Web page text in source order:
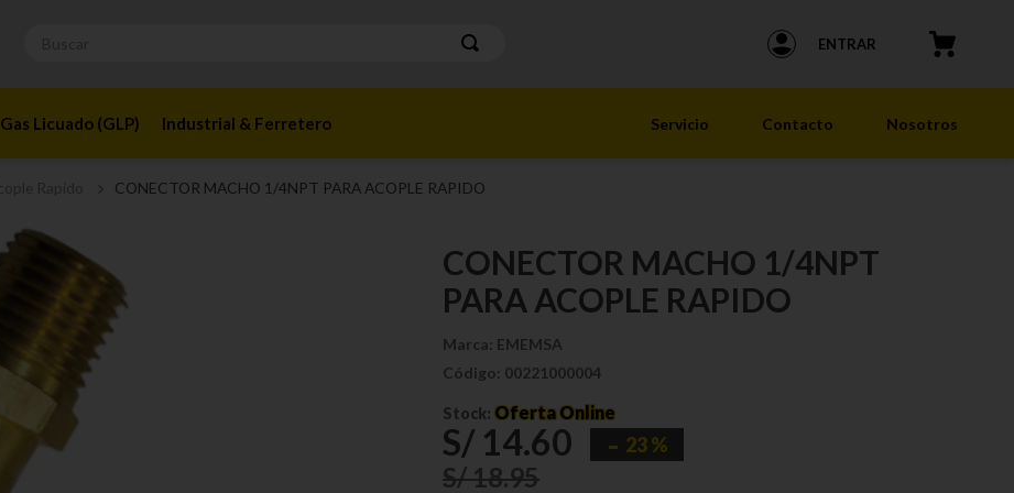
ENTRAR
Gas Licuado (GLP) Industrial & Ferretero Servicio Contacto Nosotros
CONECTOR MACHO 1/4NPT PARA ACOPLE RAPIDO
CONECTOR MACHO 1/4NPT
PARA ACOPLE RAPIDO
Marca: EMEMSA
Código: 00221000004
Stock:Oferta Online
S/ 14.60 23 %
S/18.95